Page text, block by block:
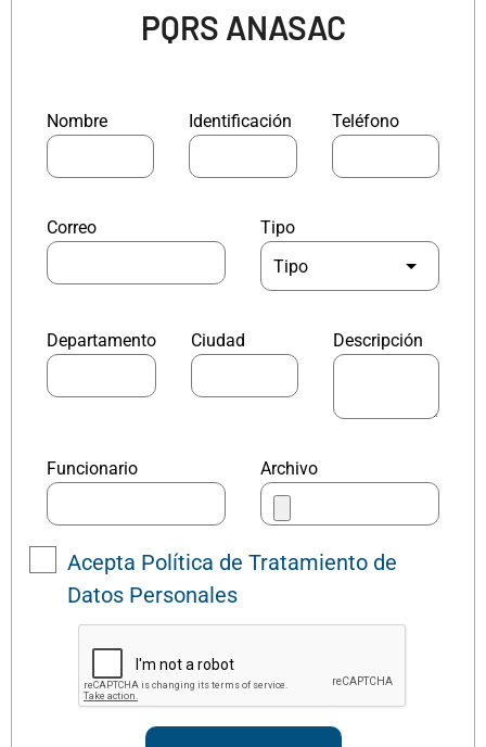
PQRS ANASAC
Nombre Identificación Teléfono
Correo Tipo
Departamento Ciudad Descripción
Funcionario Archivo
Acepta Política de Tratamiento de
Datos Personales